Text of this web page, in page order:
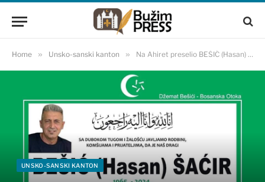
Home » Unsko-sanski kanton » Na Ahiret preselio BEŠIĆ (Hasan) ŠAĆIR
UNSKO-SANSKI KANTON